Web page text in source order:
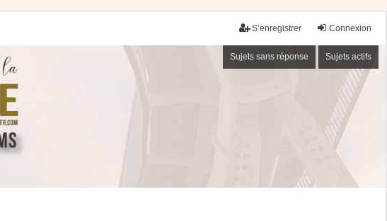
Connexion
S’enregistrer
Sujets sans réponse Sujets actifs